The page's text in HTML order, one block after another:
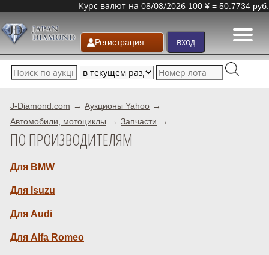
Курс валют на 08/08/2026 100 ¥ = 50.7734 руб.
Регистрация
J-Diamond.com
Аукционы Yahoo
Автомобили, мотоциклы
Запчасти
ПО ПРОИЗВОДИТЕЛЯМ
Для BMW
Для Isuzu
Для Audi
Для Alfa Romeo